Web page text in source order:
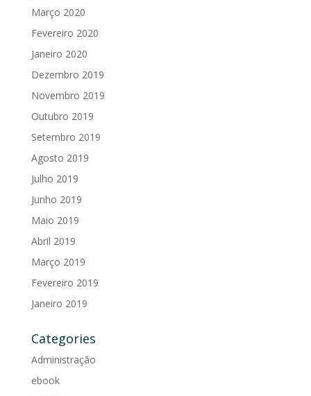
Março 2020
Fevereiro 2020
Janeiro 2020
Dezembro 2019
Novembro 2019
Outubro 2019
Setembro 2019
Agosto 2019
Julho 2019
Junho 2019
Maio 2019
Abril 2019
Março 2019
Fevereiro 2019
Janeiro 2019
Categories
Administração
ebook